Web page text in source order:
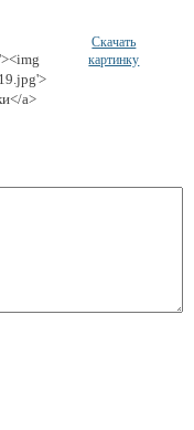
a>
Скачать
картинку